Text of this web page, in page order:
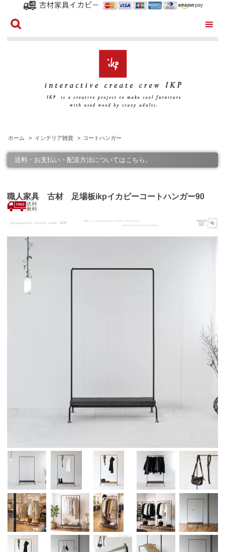
ホーム > インテリア雑貨 > コートハンガー
送料・お支払い・配送方法についてはこちら。
職人家具 古材 足場板ikpイカピーコートハンガー90